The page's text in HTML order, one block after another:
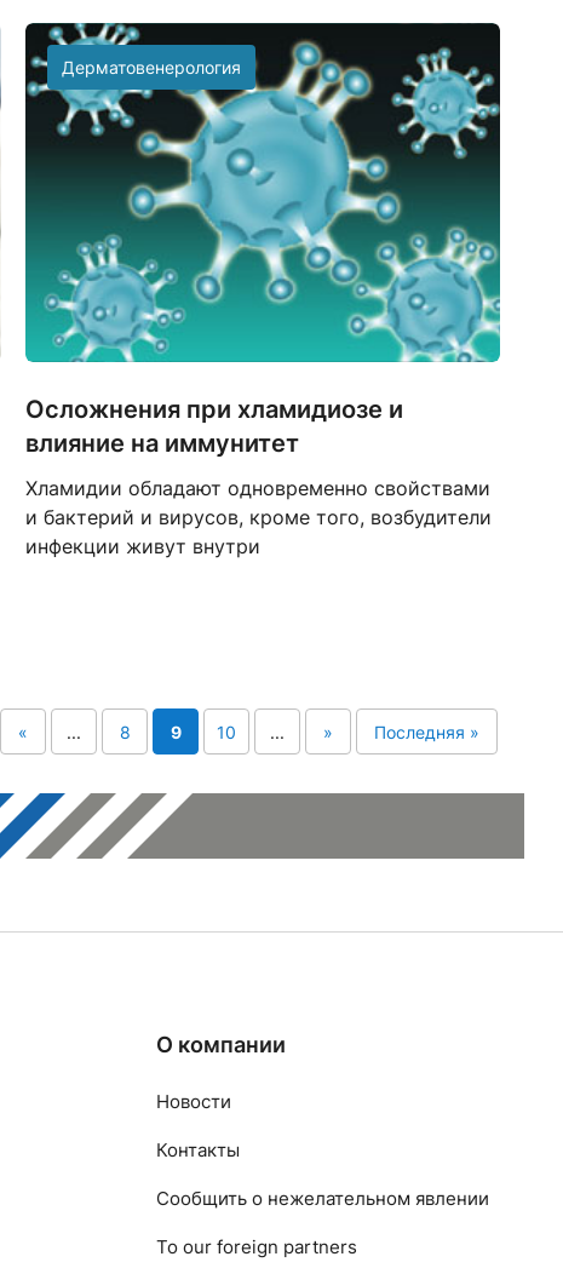
Дерматовенерология
Осложнения при хламидиозе и
влияние на иммунитет
Хламидии обладают одновременно свойствами
и бактерий и вирусов, кроме того, возбудители
инфекции живут внутри
« ... 8 9 10 ... » Последняя »
О компании
Новости
Контакты
Сообщить о нежелательном явлении
To our foreign partners